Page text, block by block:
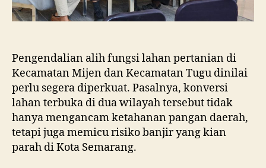
Pengendalian alih fungsi lahan pertanian di
Kecamatan Mijen dan Kecamatan Tugu dinilai
perlu segera diperkuat. Pasalnya, konversi
lahan terbuka di dua wilayah tersebut tidak
hanya mengancam ketahanan pangan daerah,
tetapi juga memicu risiko banjir yang kian
parah di Kota Semarang.